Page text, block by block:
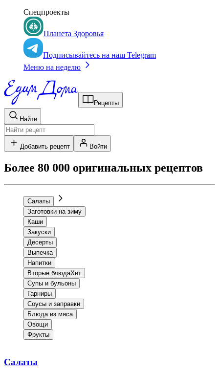
Спецпроекты
Планета Здоровья
Подписывайтесь на наш Telegram
Меню на неделю
Рецепты
Найти
Добавить рецепт Войти
Более 80 000 оригинальных рецептов
Салаты
Заготовки на зиму
Каши
Закуски
Десерты
Выпечка
Напитки
Вторые блюдаХит
Супы и бульоны
Гарниры
Соусы и заправки
Блюда из мяса
Овощи
Фрукты
Салаты